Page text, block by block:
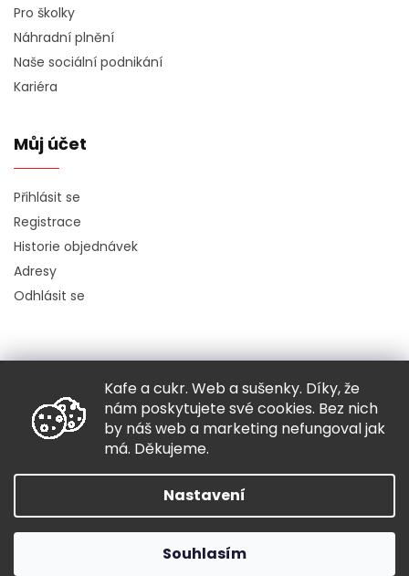
Kafe a cukr. Web a sušenky. Díky, že
nám poskytujete své cookies. Bez nich
by náš web a marketing nefungoval jak
má. Děkujeme.
Nastavení
Souhlasím
Pro školky
Náhradní plnění
Naše sociální podnikání
Kariéra
Můj účet
Přihlásit se
Registrace
Historie objednávek
Adresy
Odhlásit se
Copyright 2026Hugo chodí bos. Všechna práva vyhrazena.
Grafický návrh vytvořil a nakódovalShoptak.cz